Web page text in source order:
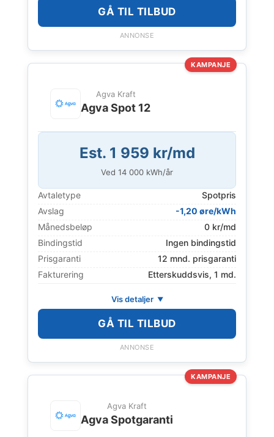
GÅ TIL TILBUD
ANNONSE
KAMPANJE
Agva Kraft
Agva Spot 12
Est. 1 959 kr/md
Ved 14 000 kWh/år
Avtaletype
Spotpris
Avslag
-1,20 øre/kWh
Månedsbeløp
0 kr/md
Bindingstid
Ingen bindingstid
Prisgaranti
12 mnd. prisgaranti
Fakturering
Etterskuddsvis, 1 md.
Vis detaljer
GÅ TIL TILBUD
ANNONSE
KAMPANJE
Agva Kraft
Agva Spotgaranti